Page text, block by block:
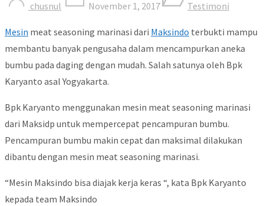
chusnul November 1, 2017 Testimoni
Mesin meat seasoning marinasi dari Maksindo terbukti mampu
membantu banyak pengusaha dalam mencampurkan aneka
bumbu pada daging dengan mudah. Salah satunya oleh Bpk
Karyanto asal Yogyakarta.
Bpk Karyanto menggunakan mesin meat seasoning marinasi
dari Maksidp untuk mempercepat pencampuran bumbu.
Pencampuran bumbu makin cepat dan maksimal dilakukan
dibantu dengan mesin meat seasoning marinasi.
“Mesin Maksindo bisa diajak kerja keras “, kata Bpk Karyanto
kepada team Maksindo